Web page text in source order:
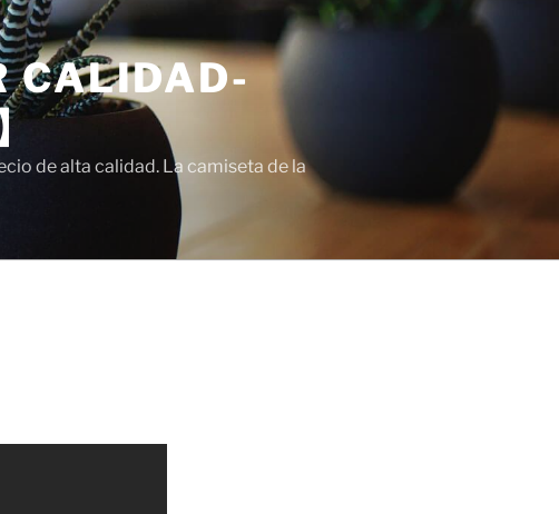
CALIDAD-
de alta calidad. La camiseta de la